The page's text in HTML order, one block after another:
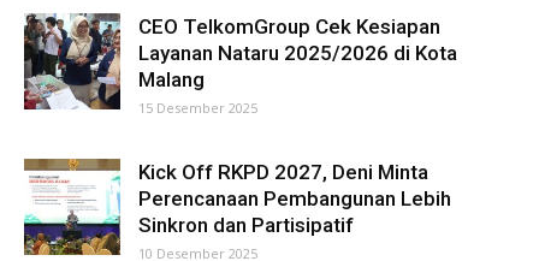
CEO TelkomGroup Cek Kesiapan
Layanan Nataru 2025/2026 di Kota
Malang
15 Desember 2025
Kick Off RKPD 2027, Deni Minta
Perencanaan Pembangunan Lebih
Sinkron dan Partisipatif
10 Desember 2025